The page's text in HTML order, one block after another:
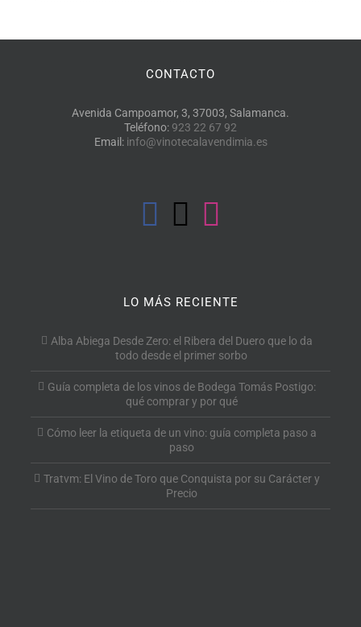
CONTACTO
Avenida Campoamor, 3, 37003, Salamanca.
Teléfono: 923 22 67 92
Email: info@vinotecalavendimia.es
LO MÁS RECIENTE
Alba Abiega Desde Zero: el Ribera del Duero que lo da
todo desde el primer sorbo
Guía completa de los vinos de Bodega Tomás Postigo:
qué comprar y por qué
Cómo leer la etiqueta de un vino: guía completa paso a
paso
Tratvm: El Vino de Toro que Conquista por su Carácter y
Precio